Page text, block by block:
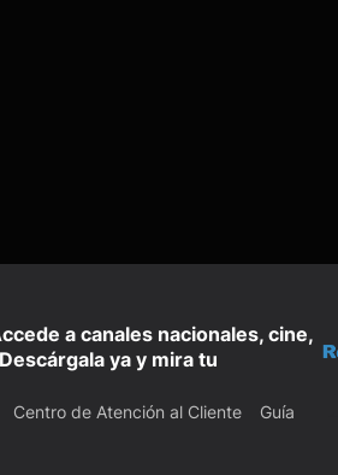
a canales nacionales, cine,
ya y mira tu
Centro de Atención al Cliente Guía